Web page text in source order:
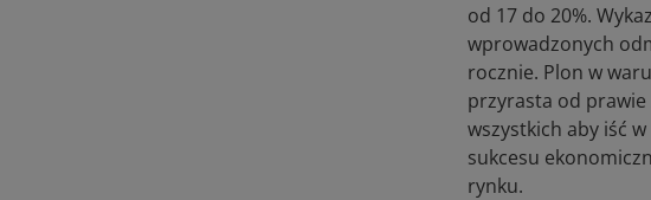
od 17 do 20%.
wprowadzonych
rocznie. Plon w
przyrasta od
wszystkich aby iść
sukcesu
rynku.